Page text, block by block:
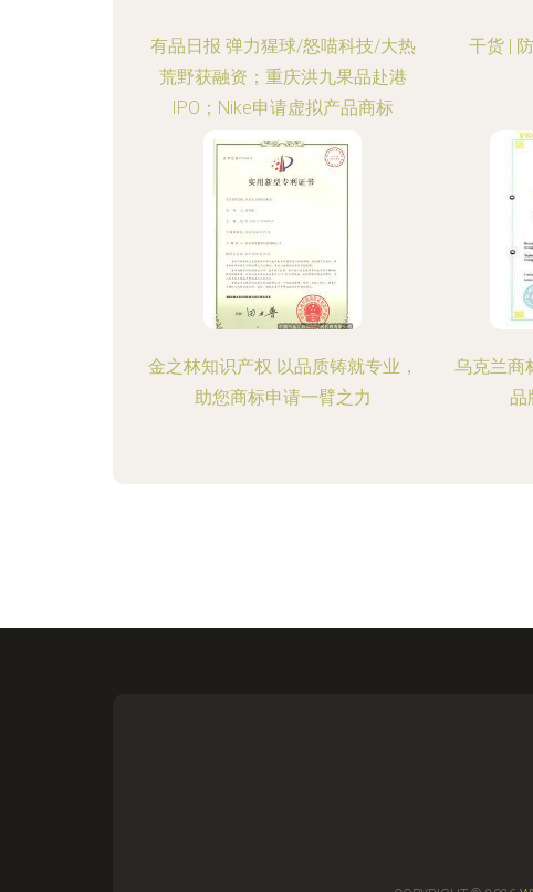
有品日报 弹力猩球/怒喵科技/大热
荒野获融资；重庆洪九果品赴港
IPO；Nike申请虚拟产品商标
干货 |
金之林知识产权 以品质铸就专业，
助您商标申请一臂之力
乌克兰商
品